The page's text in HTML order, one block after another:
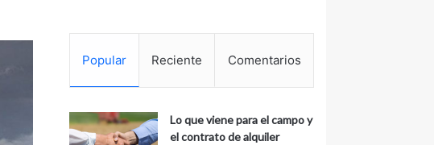
Popular Reciente Comentarios
Lo que viene para el campo y
el contrato de alquiler